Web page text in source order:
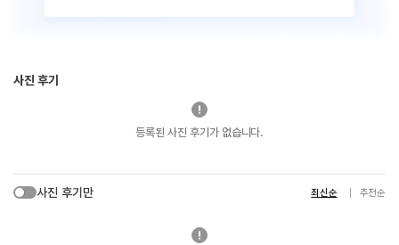
사진 후기
등록된 사진 후기가 없습니다.
사진 후기만 최신순 추천순